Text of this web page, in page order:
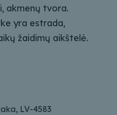
akmenų tvora.
yra estrada,
žaidimų aikštelė.
LV-4583